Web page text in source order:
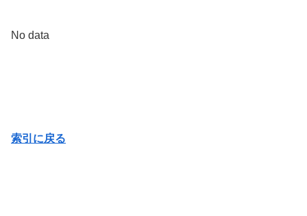
No data
索引に戻る